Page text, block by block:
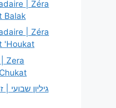
| Zéra
Balak
| Zéra
'Houkat
Zera
גיליון